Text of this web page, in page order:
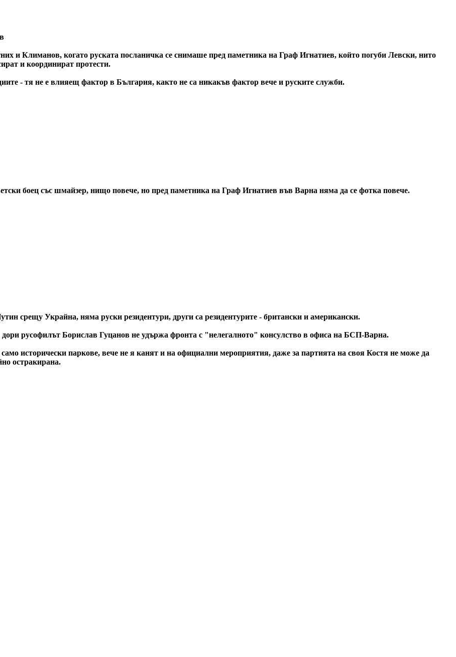
и Климанов, когато руската посланичка се снимаше пред паметника на Граф Игнатиев, който погуби Левски, нито
и координират протести.
- тя не е влияещ фактор в България, както не са никакъв фактор вече и руските служби.
боец със шмайзер, нищо повече, но пред паметника на Граф Игнатиев във Варна няма да се фотка повече.
срещу Украйна, няма руски резидентури, други са резидентурите - британски и американски.
русофилът Борислав Гуцанов не удържа фронта с "нелегалното" консулство в офиса на БСП-Варна.
исторически паркове, вече не я канят и на официални мероприятия, даже за партията на своя Костя не може да
остракирана.